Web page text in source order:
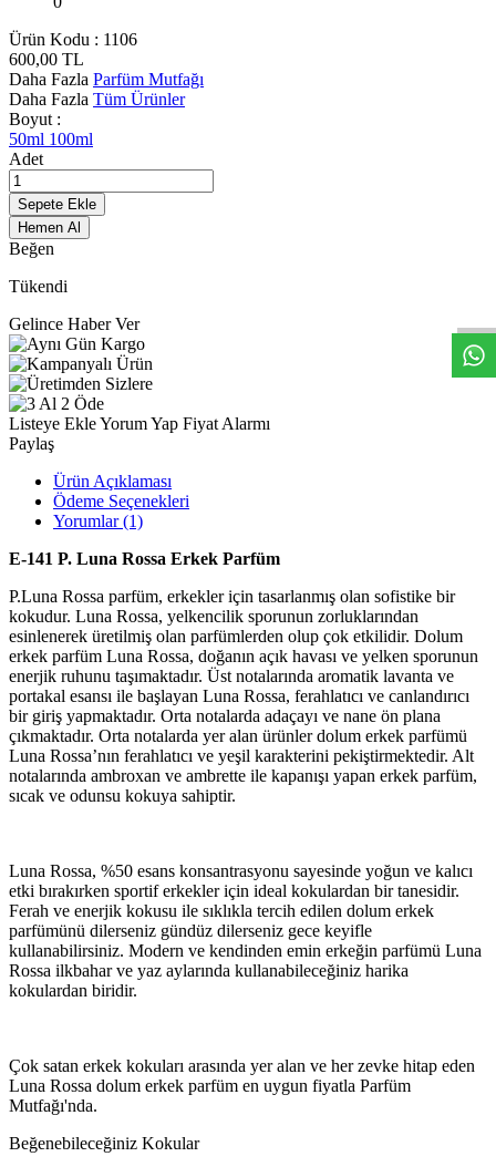
Ürün Kodu : 1106
600,00 TL
Daha Fazla Parfüm Mutfağı
Daha Fazla Tüm Ürünler
Boyut :
50ml 100ml
Adet
Sepete Ekle
Hemen Al
Beğen
Tükendi
Gelince Haber Ver
Listeye EkleYorum Yap Fiyat Alarmı
Paylaş
Ürün Açıklaması
Ödeme Seçenekleri
Yorumlar (1)
E-141 P. Luna Rossa Erkek Parfüm
P.Luna Rossa parfüm, erkekler için tasarlanmış olan sofistike bir
kokudur. Luna Rossa, yelkencilik sporunun zorluklarından
esinlenerek üretilmiş olan parfümlerden olup çok etkilidir. Dolum
erkek parfüm Luna Rossa, doğanın açık havası ve yelken sporunun
enerjik ruhunu taşımaktadır. Üst notalarında aromatik lavanta ve
portakal esansı ile başlayan Luna Rossa, ferahlatıcı ve canlandırıcı
bir giriş yapmaktadır. Orta notalarda adaçayı ve nane ön plana
çıkmaktadır. Orta notalarda yer alan ürünler dolum erkek parfümü
Luna Rossa’nın ferahlatıcı ve yeşil karakterini pekiştirmektedir. Alt
notalarında ambroxan ve ambrette ile kapanışı yapan erkek parfüm,
sıcak ve odunsu kokuya sahiptir.
Luna Rossa, %50 esans konsantrasyonu sayesinde yoğun ve kalıcı
etki bırakırken sportif erkekler için ideal kokulardan bir tanesidir.
Ferah ve enerjik kokusu ile sıklıkla tercih edilen dolum erkek
parfümünü dilerseniz gündüz dilerseniz gece keyifle
kullanabilirsiniz. Modern ve kendinden emin erkeğin parfümü Luna
Rossa ilkbahar ve yaz aylarında kullanabileceğiniz harika
kokulardan biridir.
Çok satan erkek kokuları arasında yer alan ve her zevke hitap eden
Luna Rossa dolum erkek parfüm en uygun fiyatla Parfüm
Mutfağı'nda.
Beğenebileceğiniz Kokular